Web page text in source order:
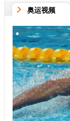
奥运视频